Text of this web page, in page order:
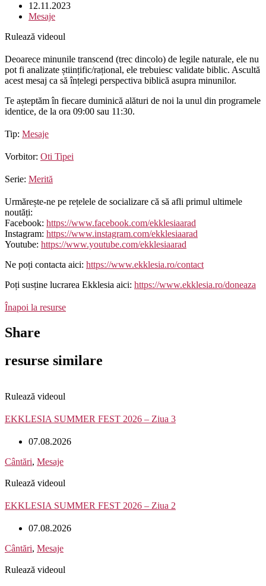
12.11.2023
Mesaje
Rulează videoul
Deoarece minunile transcend (trec dincolo) de legile naturale, ele nu
pot fi analizate științific/rațional, ele trebuiesc validate biblic. Ascultă
acest mesaj ca să înțelegi perspectiva biblică asupra minunilor.
Te așteptăm în fiecare duminică alături de noi la unul din programele
identice, de la ora 09:00 sau 11:30.
Tip: Mesaje
Vorbitor: Oti Tipei
Serie: Merită
Urmărește-ne pe rețelele de socializare că să afli primul ultimele
noutăți:
Facebook: https://www.facebook.com/ekklesiaarad
Instagram: https://www.instagram.com/ekklesiaarad
Youtube: https://www.youtube.com/ekklesiaarad
Ne poți contacta aici: https://www.ekklesia.ro/contact
Poți susține lucrarea Ekklesia aici: https://www.ekklesia.ro/doneaza
Înapoi la resurse
Share
resurse similare
Rulează videoul
EKKLESIA SUMMER FEST 2026 – Ziua 3
07.08.2026
Cântări, Mesaje
Rulează videoul
EKKLESIA SUMMER FEST 2026 – Ziua 2
07.08.2026
Cântări, Mesaje
Rulează videoul